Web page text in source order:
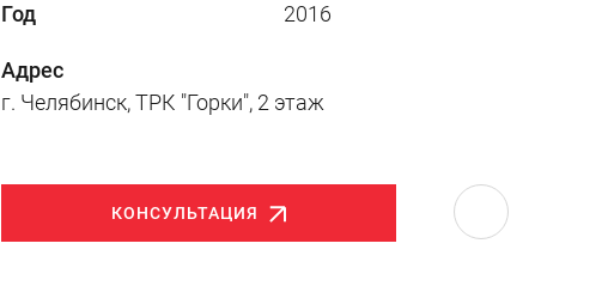
Год 2016
Адрес
г. Челябинск, ТРК "Горки", 2 этаж
КОНСУЛЬТАЦИЯ